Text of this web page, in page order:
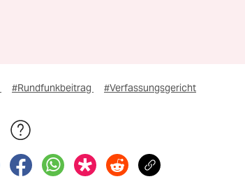
#Rundfunkbeitrag #Verfassungsgericht